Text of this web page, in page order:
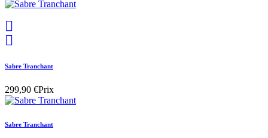


Sabre Tranchant
299,90 €Prix
Sabre Tranchant